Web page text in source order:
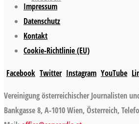
Impressum
Datenschutz
Kontakt
Cookie-Richtlinie (EU)
Facebook Twitter Instagram YouTube
Vereinigung österreichischer Journalisten
Bankgasse 8, A-1010 Wien, Österreich,